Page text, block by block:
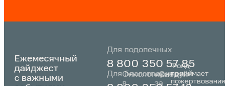
Для подопечных
8 800 350 57 85
Для благотворителей
Ежемесячный
дайджест
с важными
Онкологика
в
«Следуй
за
Фонд
принимает
пожертвования